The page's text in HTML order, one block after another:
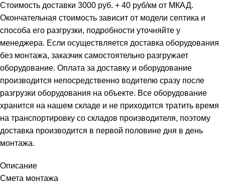
Стоимость доставки 3000 руб. + 40 руб/км от МКАД.
Окончательная стоимость зависит от модели септика и
способа его разгрузки, подробности уточняйте у
менеджера. Если осуществляется доставка оборудования
без монтажа, заказчик самостоятельно разгружает
оборудование. Оплата за доставку и оборудование
производится непосредственно водителю сразу после
разгрузки оборудования на объекте. Все оборудование
хранится на нашем складе и не приходится тратить время
на транспортировку со складов производителя, поэтому
доставка производится в первой половине дня в день
монтажа.
Описание
Смета монтажа